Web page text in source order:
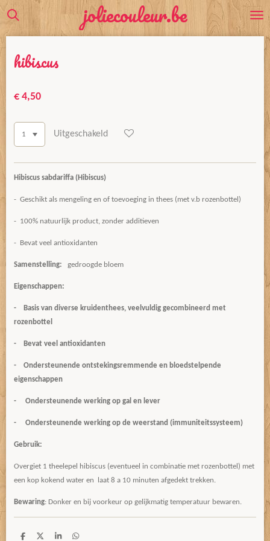
Ga
hoofdinhoud
joliecouleur.be
hibiscus
€ 4,50
Uitgeschakeld
Hibiscus sabdariffa (Hibiscus)
- Geschikt als mengeling en of toevoeging in thees (met v.b rozenbottel)
- 100% natuurlijk product, zonder additieven
- Bevat veel antioxidanten
Samenstelling: gedroogde bloem
Eigenschappen:
- Basis van diverse kruidenthees, veelvuldig gecombineerd met
rozenbottel
- Bevat veel antioxidanten
- Ondersteunende ontstekingsremmende en bloedstelpende
eigenschappen
- Ondersteunende werking op gal en lever
- Ondersteunende werking op de weerstand (immuniteitssysteem)
Gebruik:
Overgiet 1 theelepel hibiscus (eventueel in combinatie met rozenbottel) met
een kop kokend water en laat 8 a 10 minuten afgedekt trekken.
Bewaring: Donker en bij voorkeur op gelijkmatig temperatuur bewaren.
D D S D